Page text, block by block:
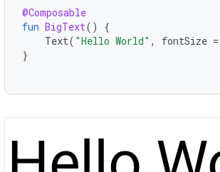
@Composable
fun BigText()
{
Text( "Hello World" , fontSize =
}